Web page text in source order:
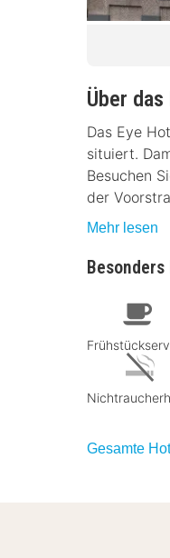
Über das
Das Eye
situiert.
Besuchen
der
Mehr lesen
Gesamte